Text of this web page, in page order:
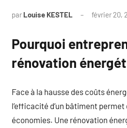
par Louise KESTEL février 20,
Pourquoi
rénovation
Face à la hausse des coûts
l’efficacité d’un bâtiment
économies. Une rénovation